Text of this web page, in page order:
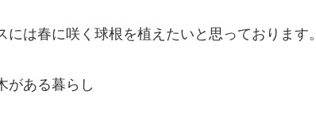
には春に咲く球根を植えたいと思っております。
がある暮らし